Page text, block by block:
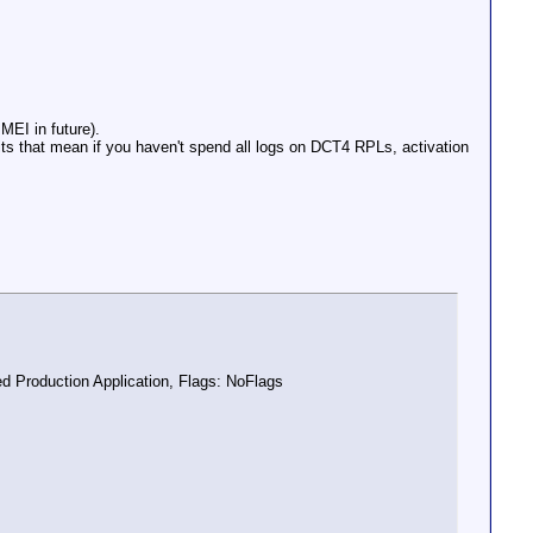
in future).
that mean if you haven't spend all logs on DCT4 RPLs, activation
Production Application, Flags: NoFlags